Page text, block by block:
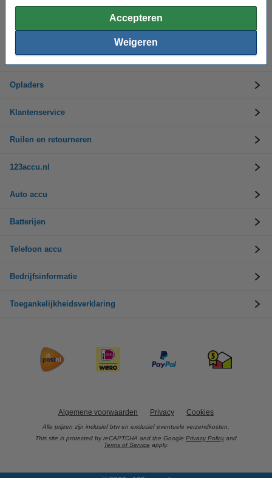
Accepteren
Weigeren
Hulp nodig? Bel ons op 0294-787125
Op werkdagen van 9.00 tot 17.30 uur
Accu's
Opladers
Klantenservice
Ruilen en retourneren
123accu.nl
Auto accu
Batterijen
Telefoon accu
Bedrijfsinformatie
Toegankelijkheidsverklaring
Algemene voorwaarden Privacy Cookies
Alle prijzen zijn inclusief btw en exclusief eventuele verzendkosten.
This site is protected by reCAPTCHA and the Google Privacy Policy and
Terms of Service apply.